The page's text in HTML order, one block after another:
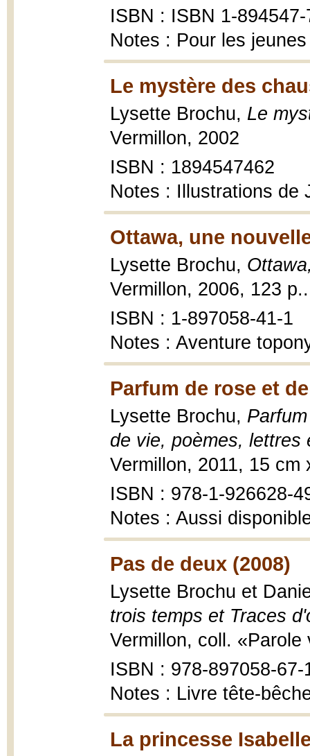
ISBN : ISBN 1-
Notes : Pour les
Le mystère des
Lysette Brochu, Le
Vermillon, 2002
ISBN : 1894547462
Notes : Illustrations de
Ottawa, une
Lysette Brochu,
Vermillon, 2006, 123 p..
ISBN : 1-897058-41-1
Notes : Aventure
Parfum de rose et
Lysette Brochu,
de vie, poèmes, lettres
Vermillon, 2011, 15
ISBN : 978-1-926628-
Notes : Aussi
Pas de deux (2008)
Lysette Brochu et
trois temps et Traces
Vermillon, coll.
ISBN : 978-897058-67-
Notes : Livre tête-
La princesse